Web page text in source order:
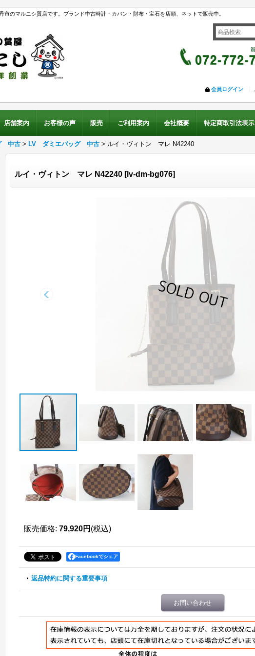
市のマルニシ質店です。ブランド中古時計・カバン・財布・宝石を店頭、ネットで販売中。
会員ログイン
店舗案内 お客様の声 販売 ご利用案内 会社概要 特定商取引法表示
中古 > LV ダミエバッグ 中古 > ルイ・ヴィトン マレ N42240
ルイ・ヴィトン マレ N42240 [lv-dm-bg076]
販売価格: 79,920円 (税込)
Facebookでシェア
返品特約に関する重要事項
お問い合わせ